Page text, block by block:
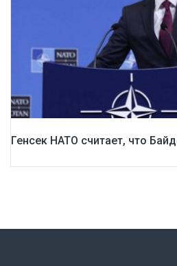
Генсек НАТО считает, что